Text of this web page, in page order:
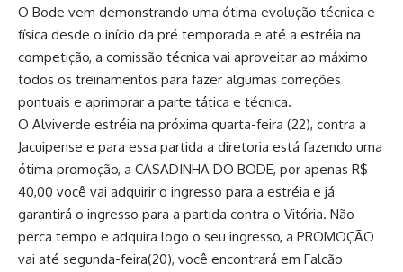
O Bode vem demonstrando uma ótima evolução técnica e
física desde o início da pré temporada e até a estréia na
competição, a comissão técnica vai aproveitar ao máximo
todos os treinamentos para fazer algumas correções
pontuais e aprimorar a parte tática e técnica.
O Alviverde estréia na próxima quarta-feira (22), contra a
Jacuipense e para essa partida a diretoria está fazendo uma
ótima promoção, a CASADINHA DO BODE, por apenas R$
40,00 você vai adquirir o ingresso para a estréia e já
garantirá o ingresso para a partida contra o Vitória. Não
perca tempo e adquira logo o seu ingresso, a PROMOÇÃO
vai até segunda-feira(20), você encontrará em Falcão